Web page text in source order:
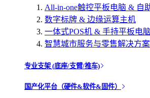
All-in-one触控平板电脑 & 自
数字标牌 & 边缘运算主机
一体式POS机 & 手持平板电
智慧城市服务与零售解决方案
专业支架 (底座/支臂/推车)
国产化平台（硬件&软件&固件）